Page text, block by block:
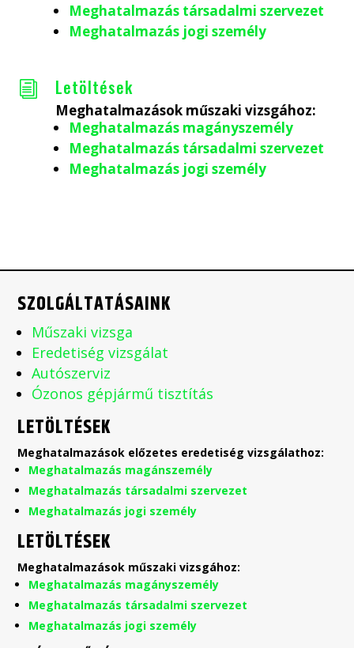
Meghatalmazás társadalmi szervezet
Meghatalmazás jogi személy
i Letöltések
Meghatalmazások műszaki vizsgához:
Meghatalmazás magányszemély
Meghatalmazás társadalmi szervezet
Meghatalmazás jogi személy
SZOLGÁLTATÁSAINK
Műszaki vizsga
Eredetiség vizsgálat
Autószerviz
Ózonos gépjármű tisztítás
LETÖLTÉSEK
Meghatalmazások előzetes eredetiség vizsgálathoz:
Meghatalmazás magánszemély
Meghatalmazás társadalmi szervezet
Meghatalmazás jogi személy
LETÖLTÉSEK
Meghatalmazások műszaki vizsgához:
Meghatalmazás magányszemély
Meghatalmazás társadalmi szervezet
Meghatalmazás jogi személy